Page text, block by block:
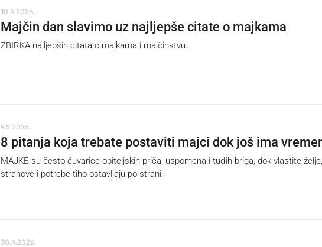
10.5.2026.
Majčin dan slavimo uz najljepše citate o majkama
ZBIRKA najljepših citata o majkama i majčinstvu.
9.5.2026.
8 pitanja koja trebate postaviti majci dok još ima
MAJKE su često čuvarice obiteljskih priča, uspomena i tuđih briga, dok vlastite želje,
strahove i potrebe tiho ostavljaju po strani.
30.4.2026.